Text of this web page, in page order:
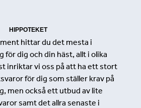
HIPPOTEKET
hittar du det mesta i
för dig och din häst, allt i olika
inriktar vi oss på att ha ett stort
för dig som ställer krav på
men också ett utbud av lite
samt det allra senaste i